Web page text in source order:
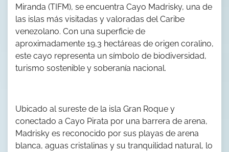
Miranda (TIFM), se encuentra Cayo Madrisky, una de
las islas más visitadas y valoradas del Caribe
venezolano. Con una superficie de
aproximadamente 19,3 hectáreas de origen coralino,
este cayo representa un símbolo de biodiversidad,
turismo sostenible y soberanía nacional.
Ubicado al sureste de la isla Gran Roque y
conectado a Cayo Pirata por una barrera de arena,
Madrisky es reconocido por sus playas de arena
blanca, aguas cristalinas y su tranquilidad natural, lo